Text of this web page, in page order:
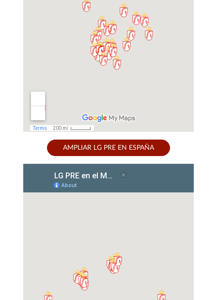
AMPLIAR LG PRE EN ESPAÑA